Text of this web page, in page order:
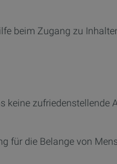
beim Zugang zu
keine
für die Belange von